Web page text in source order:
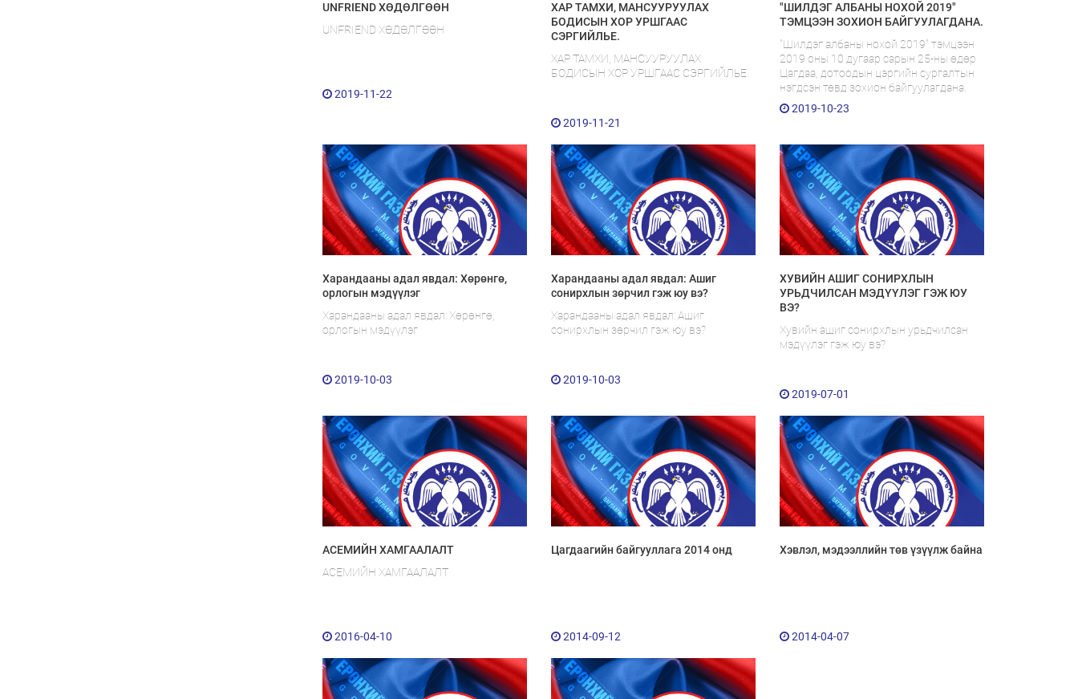
UNFRIEND ХӨДӨЛГӨӨН
UNFRIEND ХӨДӨЛГӨӨН
2019-11-22
ХАР ТАМХИ, МАНСУУРУУЛАХ
БОДИСЫН ХОР УРШГААС
СЭРГИЙЛЬЕ.
ХАР ТАМХИ, МАНСУУРУУЛАХ
БОДИСЫН ХОР УРШГААС СЭРГИЙЛЬЕ.
2019-11-21
"ШИЛДЭГ АЛБАНЫ НОХОЙ 2019"
ТЭМЦЭЭН ЗОХИОН БАЙГУУЛАГДАНА.
"Шилдэг албаны нохой 2019" тэмцээн
2019 оны 10 дугаар сарын 25-ны өдөр
Цагдаа, дотоодын цэргийн сургалтын
нэгдсэн төвд зохион байгуулагдана.
2019-10-23
Харандааны адал явдал: Хөрөнгө,
орлогын мэдүүлэг
Харандааны адал явдал: Хөрөнгө,
орлогын мэдүүлэг
2019-10-03
Харандааны адал явдал: Ашиг
сонирхлын зөрчил гэж юу вэ?
Харандааны адал явдал: Ашиг
сонирхлын зөрчил гэж юу вэ?
2019-10-03
ХУВИЙН АШИГ СОНИРХЛЫН
УРЬДЧИЛСАН МЭДҮҮЛЭГ ГЭЖ ЮУ
ВЭ?
Хувийн ашиг сонирхлын урьдчилсан
мэдүүлэг гэж юу вэ?
2019-07-01
АСЕМИЙН ХАМГААЛАЛТ
АСЕМИЙН ХАМГААЛАЛТ
2016-04-10
Цагдаагийн байгууллага 2014 онд
2014-09-12
Хэвлэл, мэдээллийн төв үзүүлж байна
2014-04-07